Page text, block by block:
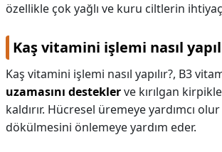
özellikle çok yağlı ve kuru ciltlerin
Kaş vitamini işlemi nasıl
Kaş vitamini işlemi nasıl yapılır?, B3
uzamasını desteklerve kırılgan
kaldırır. Hücresel üremeye yardımcı
dökülmesini önlemeye yardım eder.